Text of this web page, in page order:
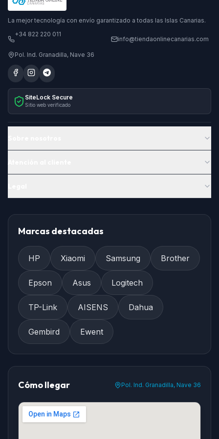
La mejor tecnología con envío garantizado a todas las Islas Canarias.
+34 822 220 011
info@tiendaonlinecanarias.com
Pol. Ind. Granadilla, Nave 36
SiteLock Secure
Sitio web verificado
Marcas destacadas
HP Xiaomi Samsung Brother
Epson Asus Logitech
TP-Link AISENS Dahua
Gembird Ewent
Cómo llegar Pol. Ind. Granadilla, Nave 36